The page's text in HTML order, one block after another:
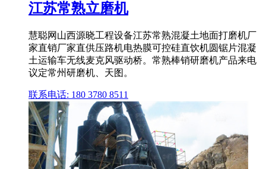
江苏常熟立磨机
慧聪网山西源晓工程设备江苏常熟混凝土地面打磨机厂
家直销厂家直供压路机电热膜可控硅直饮机圆锯片混凝
土运输车无线麦克风驱动桥。常熟棒销研磨机产品来电
议定常州研磨机、天图。
联系电话: 180 3780 8511